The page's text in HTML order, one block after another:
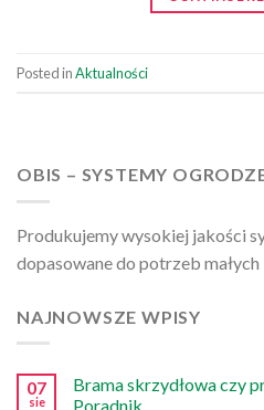
Posted inAktualności
OBIS – SYSTEMY
Produkujemy wysokiej jakości
dopasowane do potrzeb małych
NAJNOWSZE WPISY
07
sie
Brama skrzydłowa czy
Poradnik